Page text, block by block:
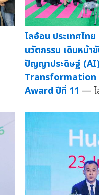
ไลอ้อน ประเทศไท
นวัตกรรม เดินหน้า
ปัญญาประดิษฐ์
Transformation
Award ปีที่ 11 — ไ